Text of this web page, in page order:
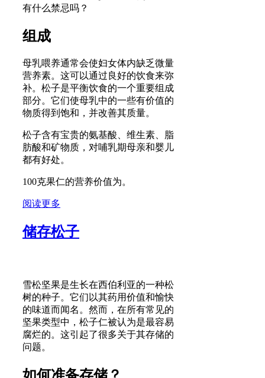
有什么禁忌吗？
组成
母乳喂养通常会使妇女体内缺乏微量
营养素。这可以通过良好的饮食来弥
补。松子是平衡饮食的一个重要组成
部分。它们使母乳中的一些有价值的
物质得到饱和，并改善其质量。
松子含有宝贵的氨基酸、维生素、脂
肪酸和矿物质，对哺乳期母亲和婴儿
都有好处。
100克果仁的营养价值为。
阅读更多
储存松子
雪松坚果是生长在西伯利亚的一种松
树的种子。它们以其药用价值和愉快
的味道而闻名。然而，在所有常见的
坚果类型中，松子仁被认为是最容易
腐烂的。这引起了很多关于其存储的
问题。
如何准备存储？